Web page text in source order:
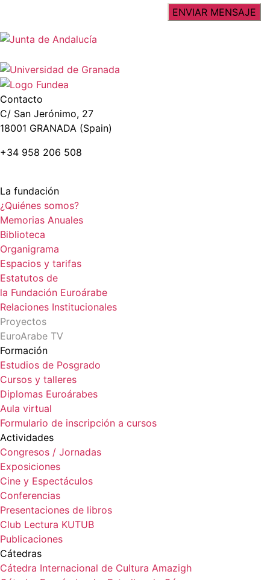
Contacto
C/ San Jerónimo, 27
18001 GRANADA (Spain)
+34 958 206 508
La fundación
¿Quiénes somos?
Memorias Anuales
Biblioteca
Organigrama
Espacios y tarifas
Estatutos de
la Fundación Euroárabe
Relaciones Institucionales
Proyectos
EuroArabe TV
Formación
Estudios de Posgrado
Cursos y talleres
Diplomas Euroárabes
Aula virtual
Formulario de inscripción a cursos
Actividades
Congresos / Jornadas
Exposiciones
Cine y Espectáculos
Conferencias
Presentaciones de libros
Club Lectura KUTUB
Publicaciones
Cátedras
Cátedra Internacional de Cultura Amazigh